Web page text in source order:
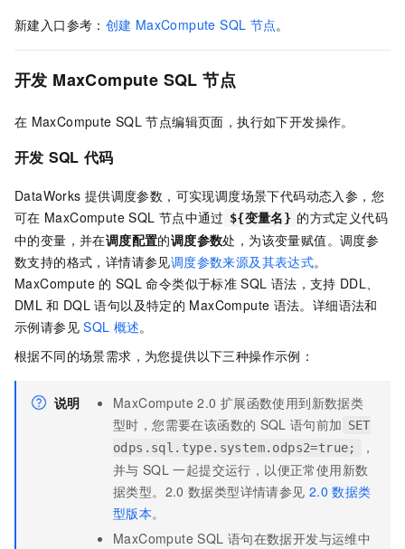
新建入口参考： 创建 MaxCompute SQL 节点。
开发 MaxCompute SQL 节点
在 MaxCompute SQL 节点编辑页面，执行如下开发操作。
开发 SQL 代码
DataWorks 提供调度参数，可实现调度场景下代码动态入参，您
可在 MaxCompute SQL 节点中通过 ${变量名} 的方式定义代码
中的变量，并在调度配置的调度参数处，为该变量赋值。调度参
数支持的格式，详情请参见调度参数来源及其表达式。
MaxCompute 的 SQL 命令类似于标准 SQL 语法，支持 DDL、
DML 和 DQL 语句以及特定的 MaxCompute 语法。详细语法和
示例请参见 SQL 概述。
根据不同的场景需求，为您提供以下三种操作示例：
说明 MaxCompute 2.0 扩展函数使用到新数据类
型时，您需要在该函数的 SQL 语句前加 SET
odps.sql.type.system.odps2=true;
，
并与 SQL 一起提交运行，以便正常使用新数
据类型。2.0 数据类型详情请参见 2.0 数据类
型版本。
MaxCompute SQL 语句在数据开发与运维中